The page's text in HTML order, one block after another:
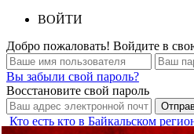
ВОЙТИ
Добро пожаловать! Войдите в
Вы забыли свой пароль?
Восстановите свой пароль
Кто есть кто в Байкальском